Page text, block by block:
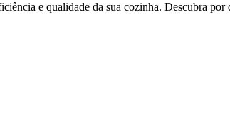
e qualidade da sua cozinha. Descubra